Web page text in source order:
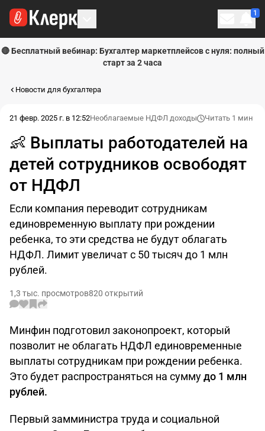
1
🔴 Бесплатный вебинар: Бухгалтер маркетплейсов с нуля: полный
старт за 2 часа
Новости для бухгалтера
21 февр. 2025 г. в 12:52Необлагаемые НДФЛ доходы Читать 1 мин
👶 Выплаты работодателей на
детей сотрудников освободят
от НДФЛ
Если компания переводит сотрудникам
единовременную выплату при рождении
ребенка, то эти средства не будут облагать
НДФЛ. Лимит увеличат с 50 тысяч до 1 млн
рублей.
1,3 тыс. просмотров820 открытий
Минфин подготовил законопроект, который
позволит не облагать НДФЛ единовременные
выплаты сотрудникам при рождении ребенка.
Это будет распространяться на суммудо 1 млн
рублей.
Первый замминистра труда и социальной